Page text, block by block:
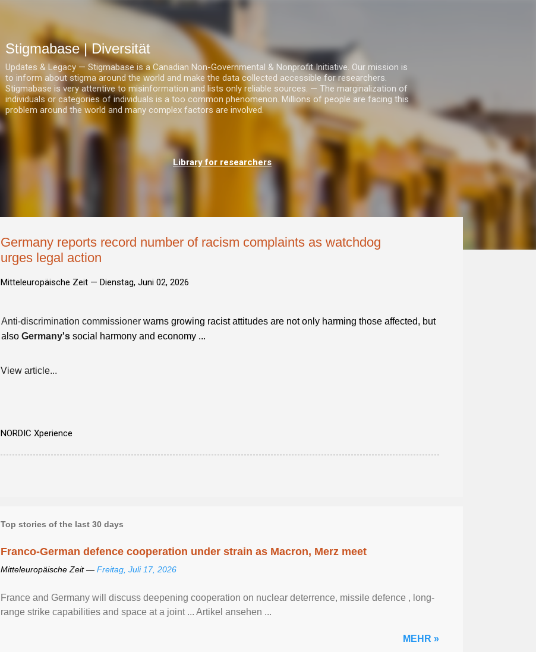
Direkt zum Hauptbereich
Stigmabase | Diversität
Updates & Legacy — Stigmabase is a Canadian Non-Governmental & Nonprofit Initiative. Our mission is
to inform about stigma around the world and make the data collected accessible for researchers.
Stigmabase is very attentive to misinformation and lists only reliable sources. — The marginalization of
individuals or categories of individuals is a too common phenomenon. Millions of people are facing this
problem around the world and many complex factors are involved.
Library for researchers
Germany reports record number of racism complaints as watchdog
urges legal action
Mitteleuropäische Zeit — Dienstag, Juni 02, 2026
Anti-discrimination commissioner warns growing racist attitudes are not only harming those affected, but
also Germany's social harmony and economy ...
View article...
NORDIC Xperience
Top stories of the last 30 days
Franco-German defence cooperation under strain as Macron, Merz meet
Mitteleuropäische Zeit — Freitag, Juli 17, 2026
France and Germany will discuss deepening cooperation on nuclear ‌deterrence, missile defence , long-
range strike capabilities and space at a joint ... Artikel ansehen ...
MEHR »